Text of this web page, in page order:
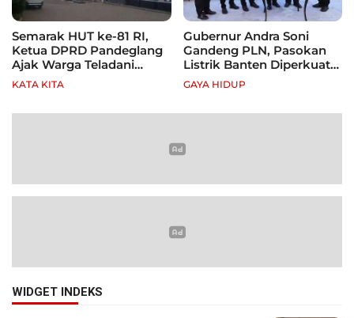
Semarak HUT ke-81 RI,
Ketua DPRD Pandeglang
Ajak Warga Teladani
Semangat Para Pahlawan
KATA KITA
Gubernur Andra Soni
Gandeng PLN, Pasokan
Listrik Banten Diperkuat
demi Genjot Investasi
GAYA HIDUP
WIDGET INDEKS